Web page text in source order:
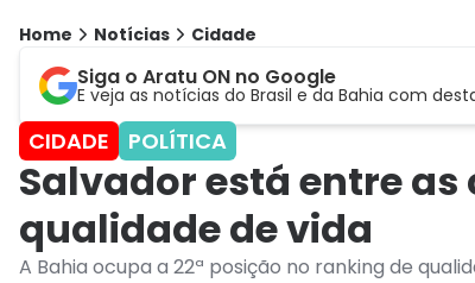
Home Notícias Cidade
Siga o Aratu ON no Google
E veja as notícias do Brasil e da Bahia com
CIDADE POLÍTICA
Salvador está entre
qualidade de vida
A Bahia ocupa a 22ª posição no ranking de